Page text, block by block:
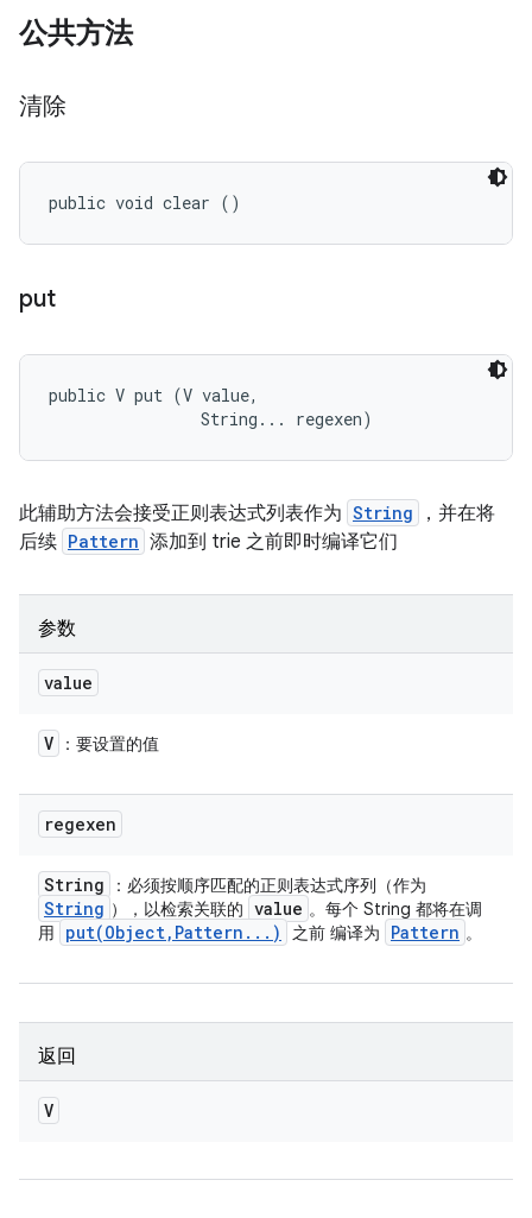
公共方法
清除
public void clear ()
put
public V put (V value,
                String... regexen)
此辅助方法会接受正则表达式列表作为 String
，并在将
后续 Pattern 添加到 trie 之前即时编译它们
参数
value
V ：要设置的值
regexen
String ：必须按顺序匹配的正则表达式序列（作为
String ），以检索关联的 value 。每个 String 都将在调
用
put(Object, Pattern . . . ) 之前 编译为 Pattern 。
返回
V